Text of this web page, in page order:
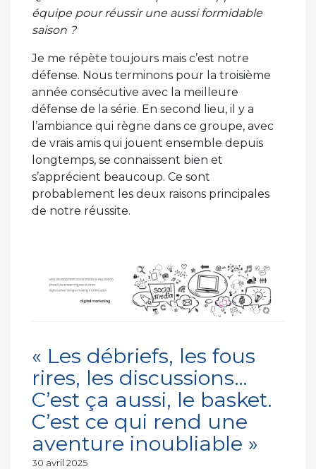
équipe pour réussir une aussi formidable
saison ?
Je me répète toujours mais c’est notre
défense. Nous terminons pour la troisième
année consécutive avec la meilleure
défense de la série. En second lieu, il y a
l’ambiance qui règne dans ce groupe, avec
de vrais amis qui jouent ensemble depuis
longtemps, se connaissent bien et
s’apprécient beaucoup. Ce sont
probablement les deux raisons principales
de notre réussite.
« Les débriefs, les fous
rires, les discussions…
C’est ça aussi, le basket.
C’est ce qui rend une
aventure inoubliable »
Publié
30 avril 2025